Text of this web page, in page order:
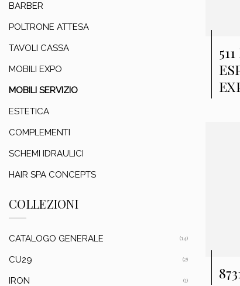
BARBER
POLTRONE ATTESA
TAVOLI CASSA
MOBILI EXPO
MOBILI SERVIZIO
ESTETICA
COMPLEMENTI
SCHEMI IDRAULICI
HAIR SPA CONCEPTS
COLLEZIONI
CATALOGO GENERALE (14)
CU29 (2)
IRON (1)